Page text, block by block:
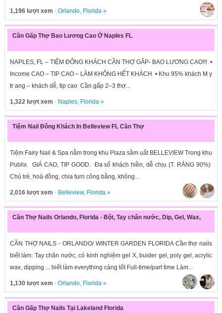
1,196 lượt xem · Orlando, Florida»
Cần Gấp Thợ Bao Lương Cao Ở Naples FL
NAPLES, FL – TIỆM ĐÔNG KHÁCH CẦN THỢ GẤP- BAO LƯƠNG CAO!!! •
Income CAO – TIP CAO – LÀM KHÔNG HẾT KHÁCH • Khu 95% khách M y
tr ang – khách dễ, tip cao Cần gấp 2–3 thợ...
1,322 lượt xem · Naples, Florida»
Tiệm Nail Đông Khách In Belleview FL Cần Thợ
Tiệm Fairy Nail & Spa nằm trong khu Plaza sầm uất BELLEVIEW Trong khu
Publix. GIÁ CAO, TIP GOOD. Đa số khách hiền, dễ chịu (T. RẮNG 90%)
Chủ trẻ, hoà đồng, chia turn công bằng, không...
2,016 lượt xem · Belleview, Florida»
Cần Thợ Nails Orlando, Florida - Bột, Tay chân nước, Dip, Gel, Wax,
CẦN THỢ NAILS - ORLANDO/ WINTER GARDEN FLORIDA Cần thợ nails
biết làm: Tay chân nước, có kinh nghiệm gel X, buider gel, poly gel, acrylic
wax, dipping ... biết làm everything càng tốt Full-time/part time Làm...
1,130 lượt xem · Orlando, Florida»
Cần Gấp Thợ Nails Tại Lakeland Florida